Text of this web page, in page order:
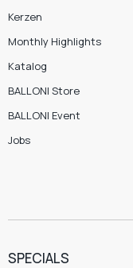
Kerzen
Monthly Highlights
Katalog
BALLONI Store
BALLONI Event
Jobs
SPECIALS